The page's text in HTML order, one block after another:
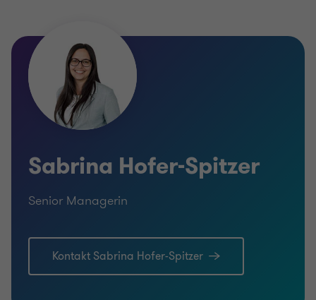
Sabrina Hofer-Spitzer
Senior Managerin
Kontakt Sabrina Hofer-Spitzer